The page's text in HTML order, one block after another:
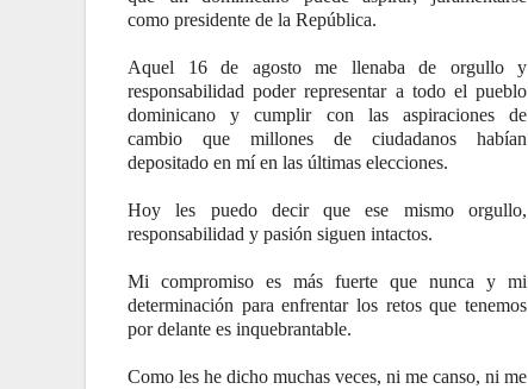
como presidente de la República.
Aquel 16 de agosto me llenaba de orgullo y
responsabilidad poder representar a todo el pueblo
dominicano y cumplir con las aspiraciones de
cambio que millones de ciudadanos habían
depositado en mí en las últimas elecciones.
Hoy les puedo decir que ese mismo orgullo,
responsabilidad y pasión siguen intactos.
Mi compromiso es más fuerte que nunca y mi
determinación para enfrentar los retos que tenemos
por delante es inquebrantable.
Como les he dicho muchas veces, ni me canso, ni me